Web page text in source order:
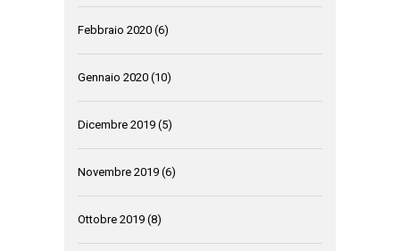
Febbraio 2020 (6)
Gennaio 2020 (10)
Dicembre 2019 (5)
Novembre 2019 (6)
Ottobre 2019 (8)